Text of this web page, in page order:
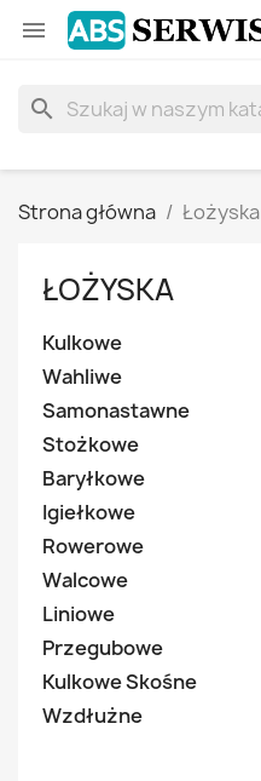

search
Strona główna Łożyska
ŁOŻYSKA
Kulkowe
Wahliwe
Samonastawne
Stożkowe
Baryłkowe
Igiełkowe
Rowerowe
Walcowe
Liniowe
Przegubowe
Kulkowe Skośne
Wzdłużne